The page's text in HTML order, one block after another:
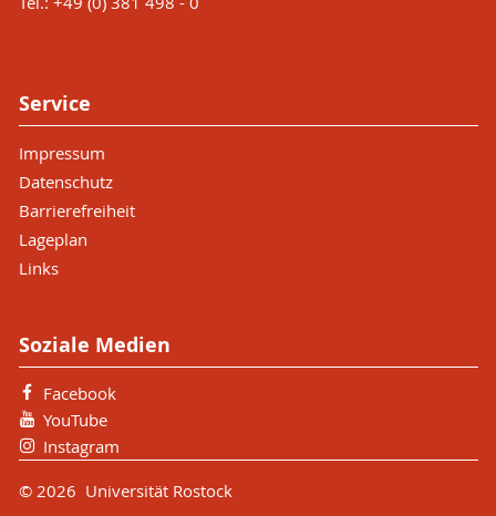
Service
Impressum
Datenschutz
Barrierefreiheit
Lageplan
Links
Soziale Medien
Facebook
YouTube
Instagram
© 2026 Universität Rostock